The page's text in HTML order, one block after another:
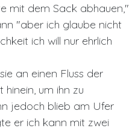
mit dem Sack abhauen,"
"aber ich glaube nicht
ich will nur ehrlich
an einen Fluss der
um ihn zu
jedoch blieb am Ufer
er ich kann mit zwei